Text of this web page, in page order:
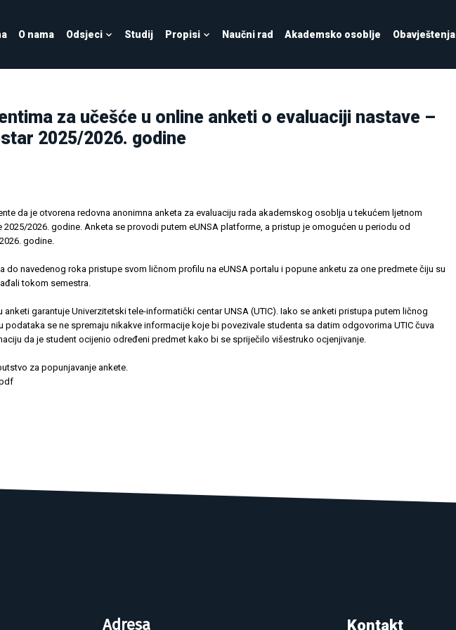
O nama Odsjeci Studij Propisi Naučni rad Akademsko osoblje Obavještenja
za učešće u online anketi o evaluaciji nastave –
2025/2026. godine
da je otvorena redovna anonimna anketa za evaluaciju rada akademskog osoblja u tekućem ljetnom
2025/2026. godine. Anketa se provodi putem eUNSA platforme, a pristup je omogućen u periodu od
godine.
do navedenog roka pristupe svom ličnom profilu na eUNSA portalu i popune anketu za one predmete čiju su
tokom semestra.
anketi garantuje Univerzitetski tele-informatički centar UNSA (UTIC). Iako se anketi pristupa putem ličnog
podataka se ne spremaju nikakve informacije koje bi povezivale studenta sa datim odgovorima UTIC čuva
da je student ocijenio određeni predmet kako bi se spriječilo višestruko ocjenjivanje.
za popunjavanje ankete.
Adresa Kontakt